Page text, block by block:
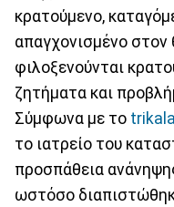
κρατούμενο,
απαγχονισμένο
φιλοξενούνται
ζητήματα και
Σύμφωνα με το
το ιατρείο του
προσπάθεια
ωστόσο